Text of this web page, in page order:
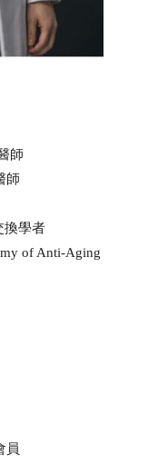
師
師
換學者
of Anti-Aging
員